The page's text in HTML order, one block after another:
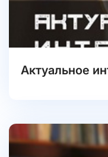
Актуальное